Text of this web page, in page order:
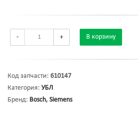
- + В корзину
Код запчасти: 610147
Категория: УБЛ
Бренд: Bosch, Siemens